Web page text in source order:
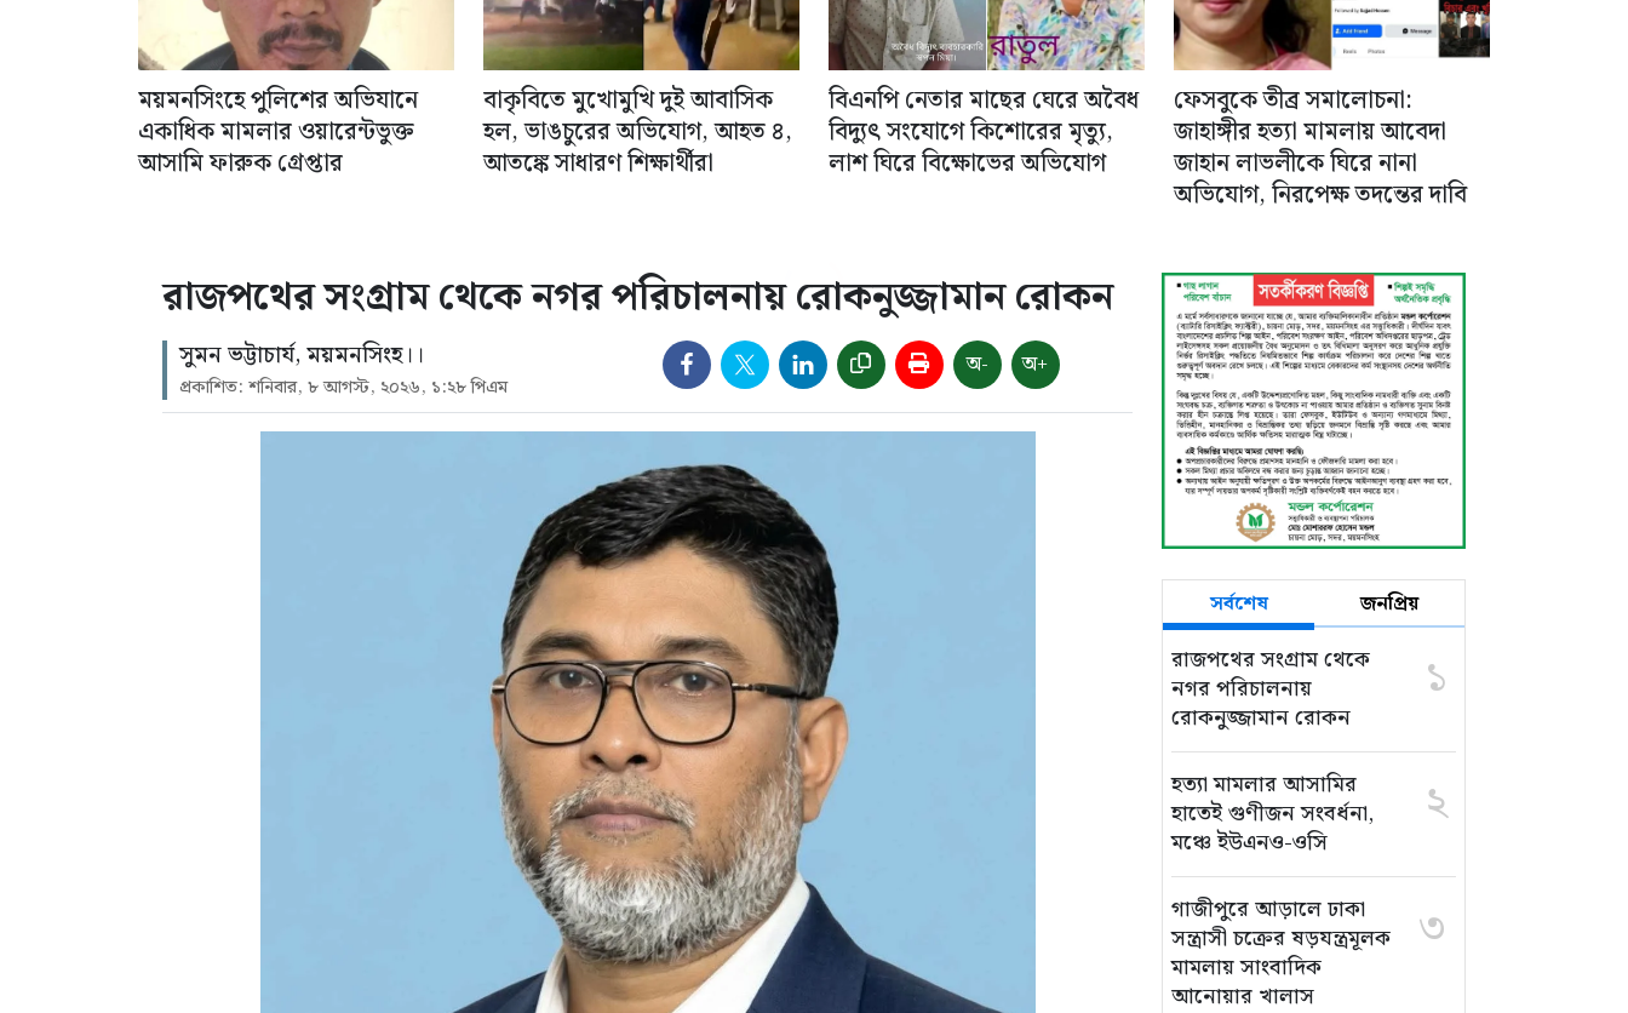
ময়মনসিংহে পুলিশের অভিযানে
একাধিক মামলার ওয়ারেন্টভুক্ত
আসামি ফারুক গ্রেপ্তার
বাকৃবিতে মুখোমুখি দুই আবাসিক
হল, ভাঙচুরের অভিযোগ, আহত ৪,
আতঙ্কে সাধারণ শিক্ষার্থীরা
বিএনপি নেতার মাছের ঘেরে অবৈধ
বিদ্যুৎ সংযোগে কিশোরের মৃত্যু,
লাশ ঘিরে বিক্ষোভের অভিযোগ
ফেসবুকে তীব্র সমালোচনা:
জাহাঙ্গীর হত্যা মামলায় আবেদা
জাহান লাভলীকে ঘিরে নানা
অভিযোগ, নিরপেক্ষ তদন্তের দাবি
রাজপথের সংগ্রাম থেকে নগর পরিচালনায় রোকনুজ্জামান রোকন
সুমন ভট্টাচার্য, ময়মনসিংহ।।
প্রকাশিত: শনিবার, ৮ আগস্ট, ২০২৬, ১:২৮ পিএম
অ- অ+
সর্বশেষ জনপ্রিয়
রাজপথের সংগ্রাম থেকে
নগর পরিচালনায়
রোকনুজ্জামান রোকন
১
হত্যা মামলার আসামির
হাতেই গুণীজন সংবর্ধনা,
মঞ্চে ইউএনও-ওসি
২
গাজীপুরে আড়ালে ঢাকা
সন্ত্রাসী চক্রের ষড়যন্ত্রমূলক
মামলায় সাংবাদিক
আনোয়ার খালাস
৩